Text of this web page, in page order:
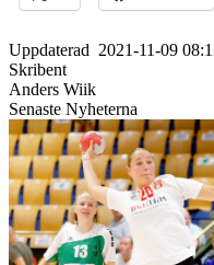
Uppdaterad 2021-11-09
Skribent
Anders Wiik
Senaste Nyheterna